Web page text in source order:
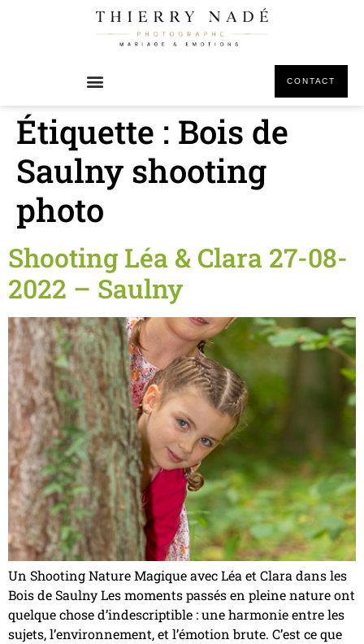
CONTACT
Étiquette : Bois de
Saulny shooting
photo
Shooting Léa & Clara 27-08-
2022 – Saulny
Un Shooting Nature Magique avec Léa et Clara dans les
Bois de Saulny Les moments passés en pleine nature ont
quelque chose d’indescriptible : une harmonie entre les
sujets, l’environnement, et l’émotion brute. C’est ce que